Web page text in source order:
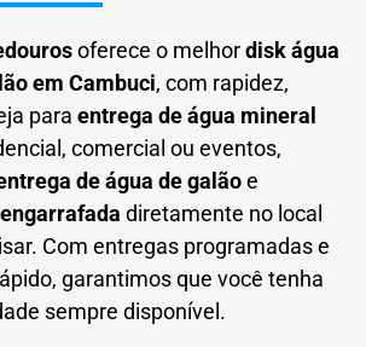
oferece o melhordisk água
em Cambuci, com rapidez,
para entrega de água mineral
comercial ou eventos,
de água de galãoe
diretamente no local
Com entregas programadas e
garantimos que você tenha
sempre disponível.